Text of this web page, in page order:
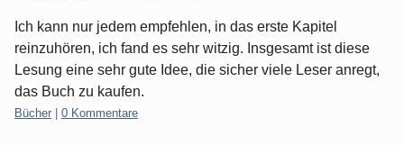
Ich kann nur jedem empfehlen, in das erste Kapitel
reinzuhören, ich fand es sehr witzig. Insgesamt ist diese
Lesung eine sehr gute Idee, die sicher viele Leser anregt,
das Buch zu kaufen.
Kategorien:
Bücher 0 Kommentare